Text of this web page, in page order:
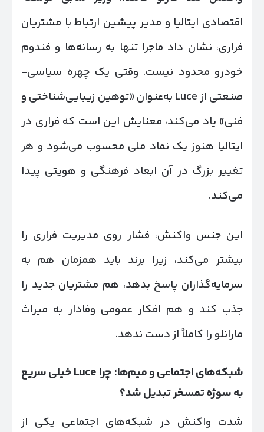
اقتصادی ایتالیا و مدیر پیشین ارتباط با مشتریان
فراری، نشان داد ماجرا تنها به رسانه‌ها و فندوم
خودرو محدود نیست. وقتی یک چهره سیاسی-
صنعتی از Luce به‌عنوان «توهین زیبایی‌شناختی و
فنی» یاد می‌کند، معنایش این است که فراری در
ایتالیا هنوز یک نماد ملی محسوب می‌شود و هر
تغییر بزرگ در آن ابعاد فرهنگی و هویتی پیدا
می‌کند.
این جنس واکنش، فشار روی مدیریت فراری را
بیشتر می‌کند، زیرا برند باید همزمان هم به
سرمایه‌گذاران پاسخ بدهد، هم مشتریان جدید را
جذب کند و هم افکار عمومی وفادار به میراث
مارانلو را کاملاً از دست ندهد.
شبکه‌های اجتماعی و میم‌ها؛ چرا Luceخیلی سریع
به سوژه تمسخر تبدیل شد؟
شدت واکنش در شبکه‌های اجتماعی یکی از